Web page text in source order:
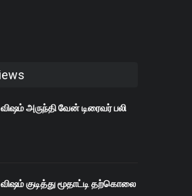
விஷம் அருந்தி வேன் டிரைவர் பலி
விஷம் குடித்து மூதாட்டி தற்கொலை